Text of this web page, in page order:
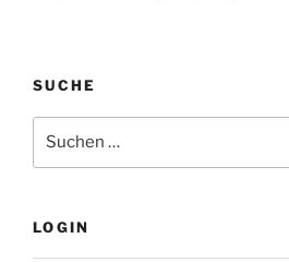
SUCHE
nach:
LOGIN